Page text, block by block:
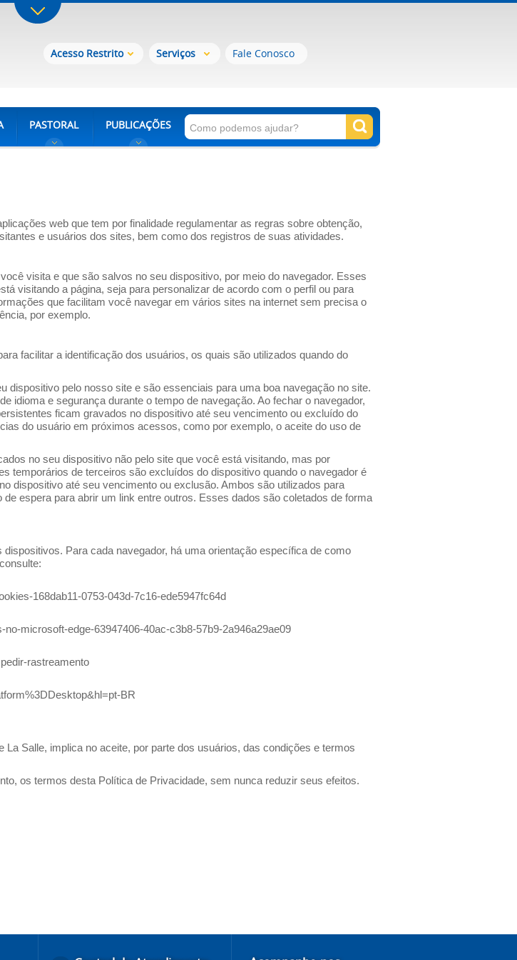
Acesso Restrito Serviços Fale Conosco
PASTORAL PUBLICAÇÕES
web que tem por finalidade regulamentar as regras sobre obtenção,
e usuários dos sites, bem como dos registros de suas atividades.
visita e que são salvos no seu dispositivo, por meio do navegador. Esses
visitando a página, seja para personalizar de acordo com o perfil ou para
que facilitam você navegar em vários sites na internet sem precisa o
por exemplo.
facilitar a identificação dos usuários, os quais são utilizados quando do
pelo nosso site e são essenciais para uma boa navegação no site.
idioma e segurança durante o tempo de navegação. Ao fechar o navegador,
ficam gravados no dispositivo até seu vencimento ou excluído do
do usuário em próximos acessos, como por exemplo, o aceite do uso de
no seu dispositivo não pelo site que você está visitando, mas por
temporários de terceiros são excluídos do dispositivo quando o navegador é
dispositivo até seu vencimento ou exclusão. Ambos são utilizados para
espera para abrir um link entre outros. Esses dados são coletados de forma
Para cada navegador, há uma orientação específica de como
168dab11-0753-043d-7c16-ede5947fc64d
microsoft-edge-63947406-40ac-c3b8-57b9-2a946a29ae09
rastreamento
BR
Salle, implica no aceite, por parte dos usuários, das condições e termos
os termos desta Política de Privacidade, sem nunca reduzir seus efeitos.